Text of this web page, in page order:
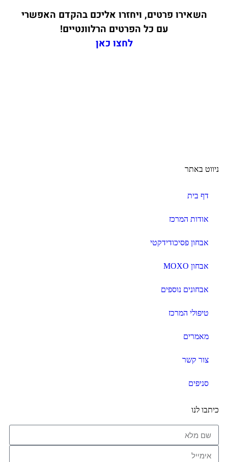
השאירו פרטים, ויחזרו אליכם בהקדם האפשרי
עם כל הפרטים הרלוונטיים!
לחצו כאן
ניווט באתר
דף בית
אודות המרכז
אבחון פסיכודידקטי
אבחון MOXO
אבחונים נוספים
טיפולי המרכז
מאמרים
צור קשר
סניפים
כיתבו לנו